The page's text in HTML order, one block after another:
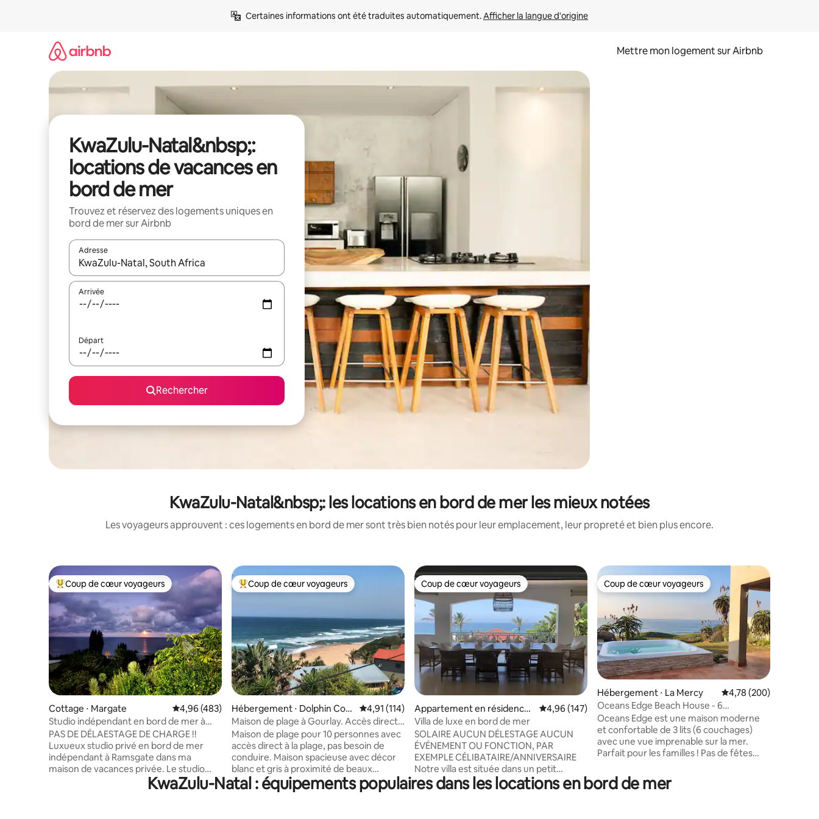
Certaines informations ont été traduites automatiquement. Afficher la langue d'origine
Mettre mon logement sur Airbnb
KwaZulu-Natal&nbsp;:
locations de vacances en
bord de mer
Trouvez et réservez des logements uniques en
bord de mer sur Airbnb
Adresse
Lorsque les résultats s'affichent, utilisez les flèches vers le haut et vers le bas pour les parcourir ou en appuyant et en faisant glisser.
Arrivée
Départ
Rechercher
KwaZulu-Natal&nbsp;: les locations en bord de mer les mieux notées
Les voyageurs approuvent : ces logements en bord de mer sont très bien notés pour leur emplacement, leur propreté et bien plus encore.
Coups de cœur voyageurs les plus appréciés
Coup de cœur voyageurs
Cottage ⋅ Margate Évaluation moyenne sur la base de 483 commentaires : 4,96 sur 5
4,96 (483)
Studio indépendant en bord de mer à
PrivateHolidayHome
PAS DE DÉLAESTAGE DE CHARGE !!
Luxueux studio privé en bord de mer
indépendant à Ramsgate dans ma
maison de vacances privée. Le studio
indépendant ouvert, situé sur une
colline, offre une vue imprenable sur la
Coups de cœur voyageurs les plus appréciés
Coup de cœur voyageurs
Hébergement ⋅ Dolphin Coas
t
Évaluation moyenne sur la base de 114 commentaires : 4,91 sur 5
4,91 (114)
Maison de plage à Gourlay. Accès direct à
la plage.
Maison de plage pour 10 personnes avec
accès direct à la plage, pas besoin de
conduire. Maison spacieuse avec décor
blanc et gris à proximité de beaux
restaurants et à 5 minutes des
commerces. Nous avons le Wi-Fi, une
Coup de cœur voyageurs
Coup de cœur voyageurs
Appartement en résidence ⋅
Dolphin Coast
Évaluation moyenne sur la base de 147 commentaires : 4,96 sur 5
4,96 (147)
Villa de luxe en bord de mer
SOLAIRE AUCUN DÉLESTAGE AUCUN
ÉVÉNEMENT OU FONCTION, PAR
EXEMPLE CÉLIBATAIRE/ANNIVERSAIRE
Notre villa est située dans un petit
complexe de 6 maisons haut de gamme
avec une vue à 180 degrés sur la mer, un
Coup de cœur voyageurs
Coup de cœur voyageurs
Hébergement ⋅ La Mercy Évaluation moyenne
4,78 (200)
Oceans Edge Beach House - 6
couchages - Alimentation de secours
Oceans Edge est une maison moderne
et confortable de 3 lits (6 couchages)
avec une vue imprenable sur la mer.
Parfait pour les familles ! Pas de fêtes
vous ressourcer et vous revigorer. La
vitamine de la mer à son meilleur ! Sirotez
KwaZulu-Natal : équipements populaires dans les locations en bord de mer